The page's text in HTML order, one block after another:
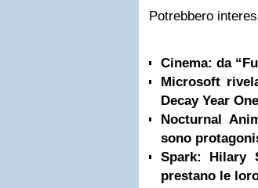
Potrebbero
Cinema: da
Microsoft
Decay Year
Nocturnal
sono
Spark: Hilary
prestano le